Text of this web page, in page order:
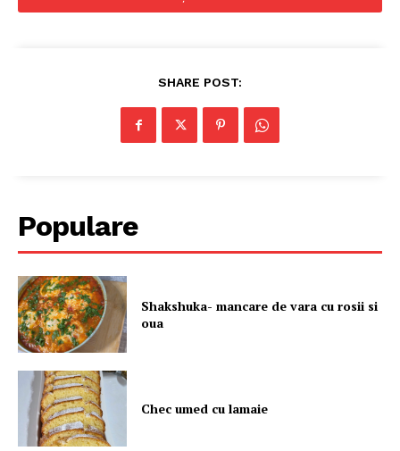
SHARE POST:
Populare
Shakshuka- mancare de vara cu rosii si
oua
Chec umed cu lamaie